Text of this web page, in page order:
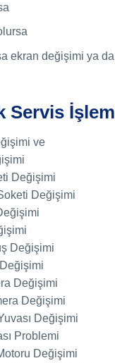
ekran değişimi ya
Servis
ve
Değişimi
Değişimi
Değişimi
Değişimi
Değişimi
Değişimi
Problemi
Değişimi